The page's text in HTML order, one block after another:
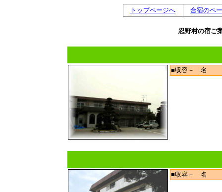
トップページへ 合宿のペ
忍野村の宿ご
■収容－ 名
■収容－ 名